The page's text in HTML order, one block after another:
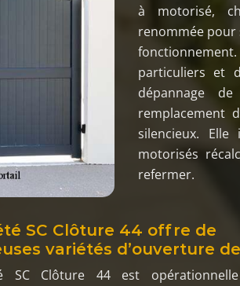
à motorisé,
renommée pour
particuliers et
dépannage
remplacement
silencieux.
motorisés
refermer.
SC Clôture 44 offre de
variétés d’ouverture
SC Clôture 44 est